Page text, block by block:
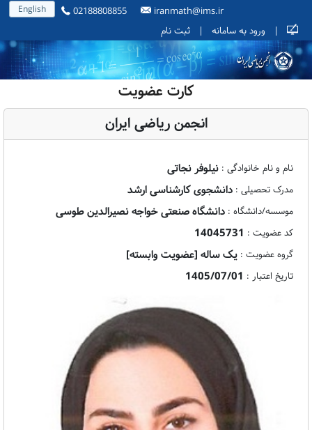
English 02188808855
iranmath@ims.ir
|
ورود به سامانه | ثبت نام
کارت عضویت
انجمن ریاضی ایران
نام و نام خانوادگی : نیلوفر نجاتی
مدرک تحصیلی : دانشجوی کارشناسی ارشد
موسسه/دانشگاه : دانشگاه صنعتی خواجه نصیرالدین طوسی
کد عضویت : 14045731
گروه عضویت : یک ساله [عضویت وابسته]
تاریخ اعتبار : 1405/07/01